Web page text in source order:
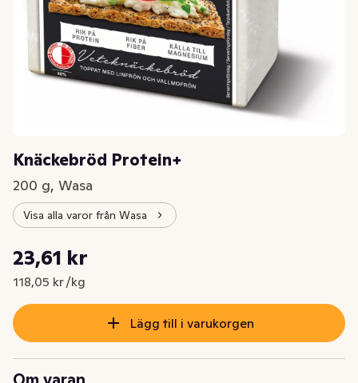
Knäckebröd Protein+
200 g, Wasa
Visa alla varor från Wasa
Nuvarande pris är: 23,61 kr
23,61 kr
118,05 kr /kg
Styckpris: 118,05 kr /kg
Lägg till i varukorgen